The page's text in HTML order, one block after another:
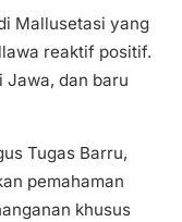
Mallusetasi yang
reaktif positif.
Jawa, dan baru
Tugas Barru,
pemahaman
khusus